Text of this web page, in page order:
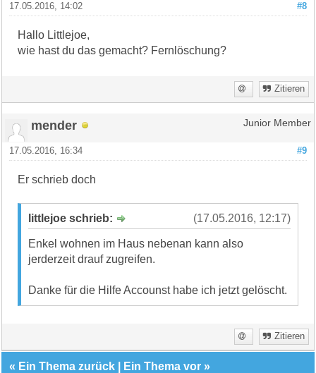
#8
17.05.2016, 14:02
Hallo Littlejoe,
wie hast du das gemacht? Fernlöschung?
Zitieren
mender Junior Member
#9
17.05.2016, 16:34
Er schrieb doch
(17.05.2016, 12:17)
littlejoe schrieb:
Enkel wohnen im Haus nebenan kann also
jerderzeit drauf zugreifen.
Danke für die Hilfe Accounst habe ich jetzt gelöscht.
Zitieren
« Ein Thema zurück Ein Thema vor »